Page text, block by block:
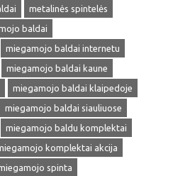
metalinės spintelės
baldai
miegamojo baldai internetu
miegamojo baldai kaune
miegamojo baldai klaipedoje
miegamojo baldai siauliuose
miegamojo baldu komplektai
komplektai akcija
spinta